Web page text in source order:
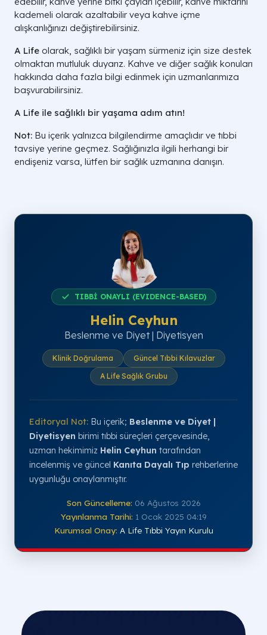
kademeli olarak azaltabilir veya kahve içme
alışkanlığınızı değiştirebilirsiniz.
A Life olarak, sağlıklı bir yaşam sürmeniz için size destek
olmaktan mutluluk duyarız. Kahve ve diğer sağlık konuları
hakkında daha fazla bilgi edinmek için uzmanlarımıza
başvurabilirsiniz.
A Life ile sağlıklı bir yaşama adım atın!
Not: Bu içerik yalnızca bilgilendirme amaçlıdır ve tıbbi
tavsiye yerine geçmez. Sağlığınızla ilgili herhangi bir
endişeniz varsa, lütfen bir sağlık uzmanına danışın.
TIBBİ ONAYLI (EVIDENCE-BASED)
Helin Ceyhun
Beslenme ve Diyet | Diyetisyen
Klinik Doğrulama
Güncel Tıbbi Kılavuzlar
A Life Sağlık Grubu
Editoryal Not: Bu içerik; Beslenme ve Diyet |
Diyetisyen birimi tıbbi süreçleri çerçevesinde,
uzman hekimimiz Helin Ceyhun tarafından
incelenmiş ve güncel Kanıta Dayalı Tıp rehberlerine
uygunluğu onaylanmıştır.
Son Güncelleme: 06 Ağustos 2026
Yayınlanma Tarihi: 1 Ocak 2025 04:19
Kurumsal Onay: A Life Tıbbi Yayın Kurulu